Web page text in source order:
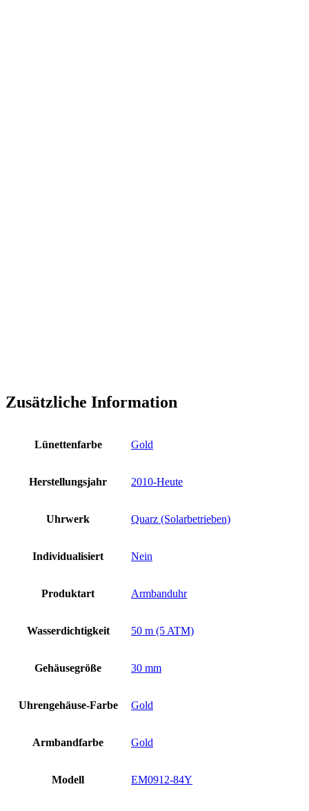
Zusätzliche Information
Lünettenfarbe Gold
Herstellungsjahr 2010-Heute
Uhrwerk Quarz (Solarbetrieben)
Individualisiert Nein
Produktart Armbanduhr
Wasserdichtigkeit 50 m (5 ATM)
Gehäusegröße 30 mm
Uhrengehäuse-Farbe Gold
Armbandfarbe Gold
Modell EM0912-84Y